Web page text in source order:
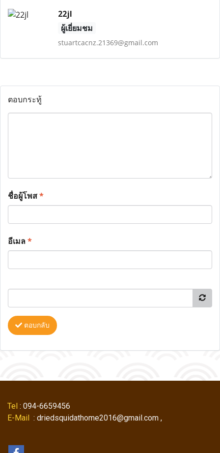
22jl
ผู้เยี่ยมชม
stuartcacnz.21369@gmail.com
ตอบกระทู้
ชื่อผู้โพส*
อีเมล*
ตอบกลับ
Tel : 094-6659456
E-Mail : driedsquidathome2016@gmail.com ,